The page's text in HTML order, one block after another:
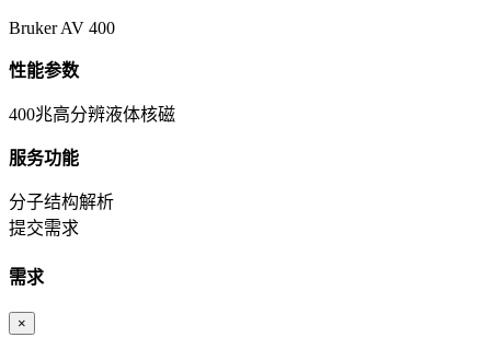
Bruker AV 400
性能参数
400兆高分辨液体核磁
服务功能
分子结构解析
提交需求
需求
×